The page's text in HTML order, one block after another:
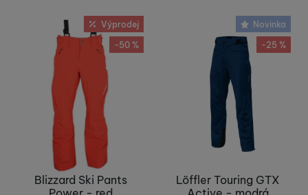
Výprodej
-50 %
Blizzard Ski Pants
Novinka
-25 %
Löffler Touring GTX